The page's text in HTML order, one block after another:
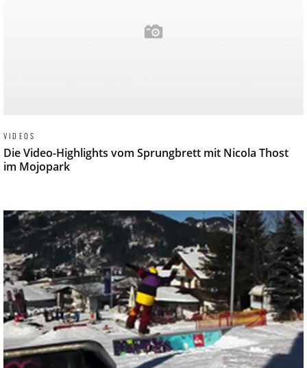
VIDEOS
Die Video-Highlights vom Sprungbrett mit Nicola Thost
im Mojopark